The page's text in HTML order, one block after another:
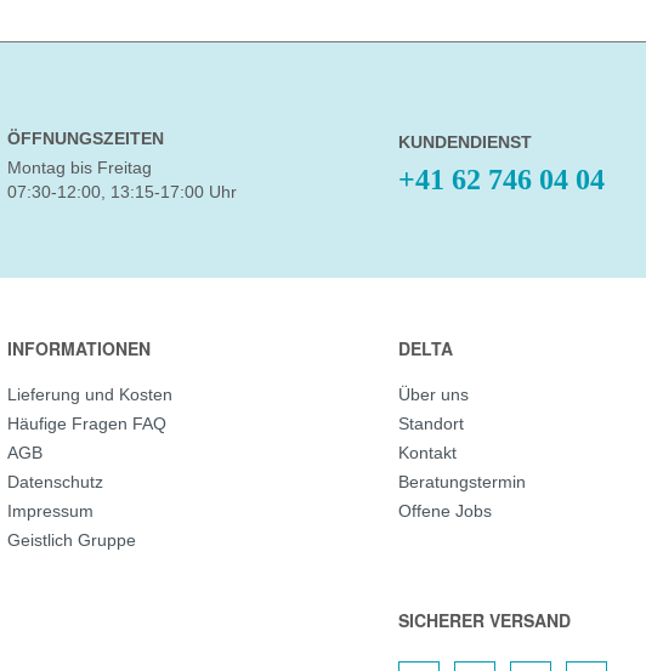
ÖFFNUNGSZEITEN
Montag bis Freitag
07:30-12:00, 13:15-17:00 Uhr
KUNDENDIENST
+41 62 746 04 04
INFORMATIONEN
Lieferung und Kosten
Häufige Fragen FAQ
AGB
Datenschutz
Impressum
Geistlich Gruppe
DELTA
Über uns
Standort
Kontakt
Beratungstermin
Offene Jobs
SICHERER VERSAND